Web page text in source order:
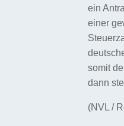
ein
einer
somit
dann
(NVL /